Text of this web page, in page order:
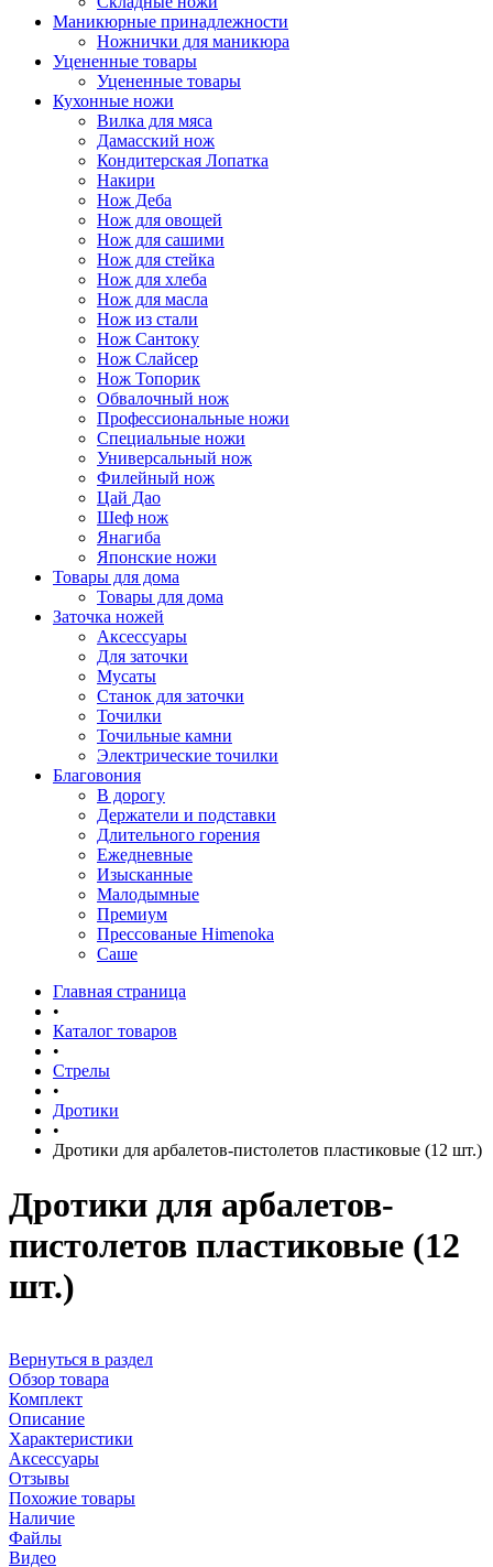
Маникюрные принадлежности
Ножнички для маникюра
Уцененные товары
Уцененные товары
Кухонные ножи
Вилка для мяса
Дамасский нож
Кондитерская Лопатка
Накири
Нож Деба
Нож для овощей
Нож для сашими
Нож для стейка
Нож для хлеба
Нож для масла
Нож из стали
Нож Сантоку
Нож Слайсер
Нож Топорик
Обвалочный нож
Профессиональные ножи
Специальные ножи
Универсальный нож
Филейный нож
Цай Дао
Шеф нож
Янагиба
Японские ножи
Товары для дома
Товары для дома
Заточка ножей
Аксессуары
Для заточки
Мусаты
Станок для заточки
Точилки
Точильные камни
Электрические точилки
Благовония
В дорогу
Держатели и подставки
Длительного горения
Ежедневные
Изысканные
Малодымные
Премиум
Прессованые Himenoka
Саше
Главная страница
•
Каталог товаров
•
Стрелы
•
Дротики
•
Дротики для арбалетов-пистолетов пластиковые (12 шт.)
Дротики для арбалетов-
пистолетов пластиковые (12
шт.)
Вернуться в раздел
Обзор товара
Комплект
Описание
Характеристики
Аксессуары
Отзывы
Похожие товары
Наличие
Файлы
Видео